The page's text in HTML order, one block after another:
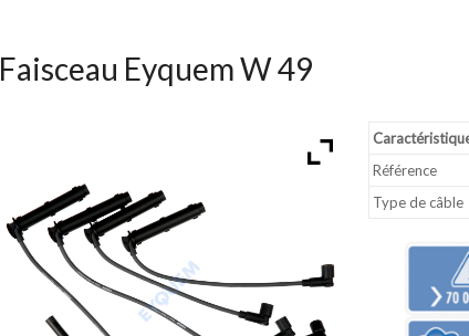
Faisceau Eyquem W 49
Référence
Type de câble